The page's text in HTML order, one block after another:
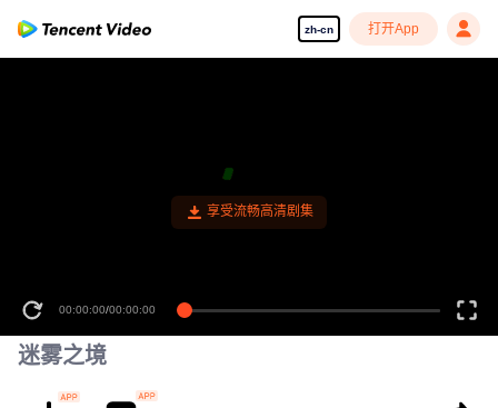
zh-cn 打开App
享受流畅高清剧集
00:00:00/00:00:00
迷雾之境